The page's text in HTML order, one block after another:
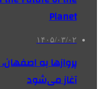
Planet
۱۴۰۵/۰۳/۰۲
پروازها به
آغاز می‌شود